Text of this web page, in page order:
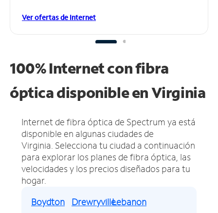
Ver ofertas de Internet
100% Internet con fibra
óptica disponible en Virginia
Internet de fibra óptica de Spectrum ya está
disponible en algunas ciudades de
Virginia. Selecciona tu ciudad a continuación
para explorar los planes de fibra óptica, las
velocidades y los precios diseñados para tu
hogar.
Boydton
DrewryvilleLebanon